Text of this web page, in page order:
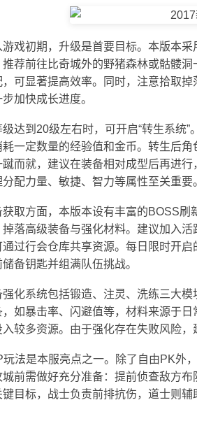
游戏初期，升级是首要目标。本版本
推荐前往比奇城外的野猪森林或骷髅
可显著提高效率。同时，注意拾取
加快成长进度。
级达到20级左右时，可开启“转生系统
耗一定数量的经验值和金币。转生后
蹴而就，建议在装备相对成型后再进
分配力量、敏捷、智力等属性至关重要
获取方面，本版本设有丰富的BOSS
掉落高级装备与强化材料。建议加入
过行会仓库共享资源。每日限时开启
备钥匙并组满队伍挑战。
强化系统包括锻造、注灵、洗练三大
如暴击率、闪避值等，材料来源于
入较多资源。由于强化存在失败风险
玩法是本服亮点之一。除了自由PK外
城前需做好充分准备：提前侦查敌方
键目标，战士负责前排抗伤，道士则